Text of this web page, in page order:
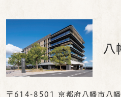
八
〒614-8501 京都府八幡市八幡